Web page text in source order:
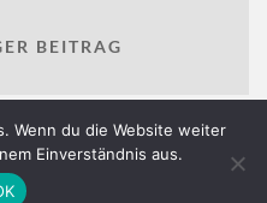
BEITRAG
→
Wenn du die Website weiter
Einverständnis aus.